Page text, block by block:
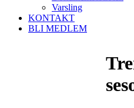
Varsling
KONTAKT
BLI MEDLEM